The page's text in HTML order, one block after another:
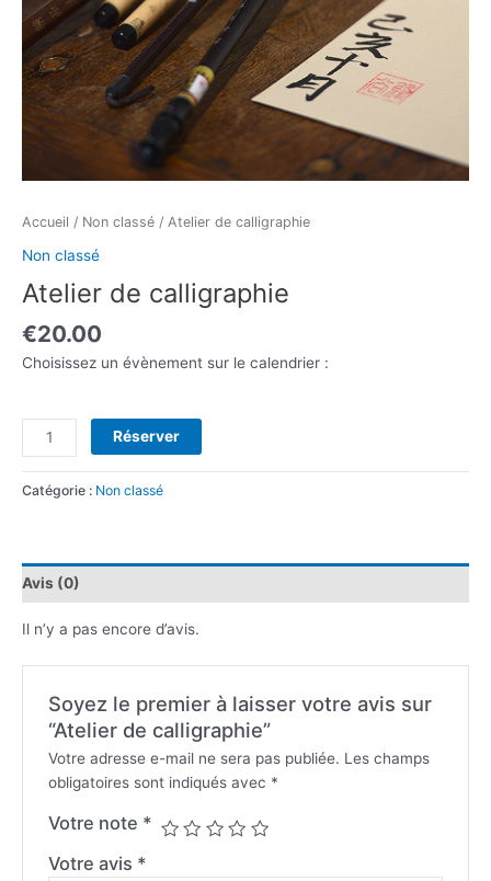
Accueil / Non classé / Atelier de calligraphie
Non classé
Atelier de calligraphie
€20.00
Choisissez un évènement sur le calendrier :
Réserver
Catégorie : Non classé
Avis (0)
Il n’y a pas encore d’avis.
Soyez le premier à laisser votre avis sur
“Atelier de calligraphie”
Votre adresse e-mail ne sera pas publiée. Les champs
obligatoires sont indiqués avec *
Votre note *
Votre avis *